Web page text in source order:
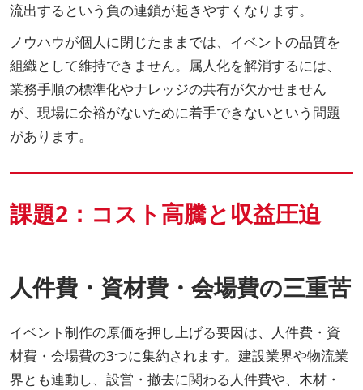
流出するという負の連鎖が起きやすくなります。
ノウハウが個人に閉じたままでは、イベントの品質を
組織として維持できません。属人化を解消するには、
業務手順の標準化やナレッジの共有が欠かせません
が、現場に余裕がないために着手できないという問題
があります。
課題2：コスト高騰と収益圧迫
人件費・資材費・会場費の三重苦
イベント制作の原価を押し上げる要因は、人件費・資
材費・会場費の3つに集約されます。建設業界や物流業
界とも連動し、設営・撤去に関わる人件費や、木材・